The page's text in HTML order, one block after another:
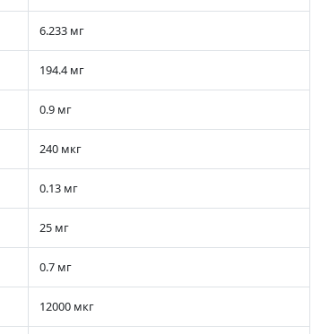
6.233 мг
194.4 мг
0.9 мг
240 мкг
0.13 мг
25 мг
0.7 мг
12000 мкг